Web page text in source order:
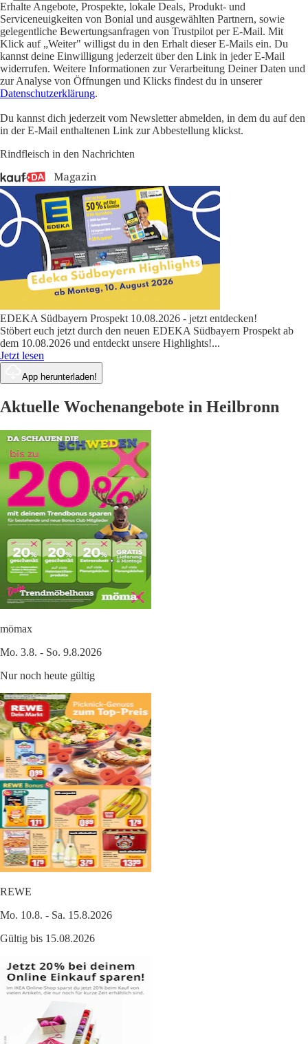
Erhalte Angebote, Prospekte, lokale Deals, Produkt- und
Serviceneuigkeiten von Bonial und ausgewählten Partnern, sowie
gelegentliche Bewertungsanfragen von Trustpilot per E-Mail. Mit
Klick auf „Weiter" willigst du in den Erhalt dieser E-Mails ein. Du
kannst deine Einwilligung jederzeit über den Link in jeder E-Mail
widerrufen. Weitere Informationen zur Verarbeitung Deiner Daten und
zur Analyse von Öffnungen und Klicks findest du in unserer
Datenschutzerklärung.
Du kannst dich jederzeit vom Newsletter abmelden, in dem du auf den
in der E-Mail enthaltenen Link zur Abbestellung klickst.
Rindfleisch in den Nachrichten
EDEKA Südbayern Prospekt 10.08.2026 - jetzt entdecken!
Stöbert euch jetzt durch den neuen EDEKA Südbayern Prospekt ab
dem 10.08.2026 und entdeckt unsere Highlights!...
Jetzt lesen
App herunterladen!
Aktuelle Wochenangebote in Heilbronn
mömax
Mo. 3.8. - So. 9.8.2026
Nur noch heute gültig
REWE
Mo. 10.8. - Sa. 15.8.2026
Gültig bis 15.08.2026